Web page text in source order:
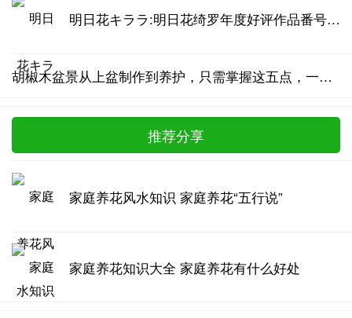
明日花キララ:明日花绮罗年度好评作品番号汇总
胡椒木盆景从上盆制作到养护，只需掌握这五点，一年四季清香四溢
推荐分享
家庭养花风水知识 家庭养花“五行说”
家庭养花知识大全 家庭养花有什么好处